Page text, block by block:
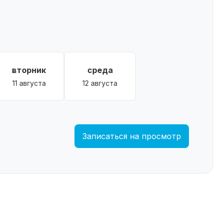
вторник
11 августа
среда
12 августа
Записаться на просмотр